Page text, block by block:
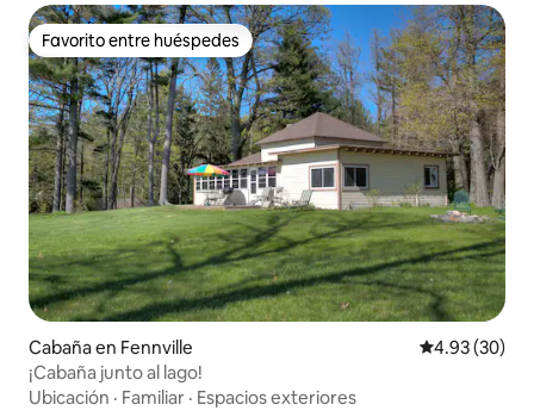
Favorito entre huéspedes
Favorito entre huéspedes
Cabaña en Fennville Calificación
4.93 (30)
¡Cabaña junto al lago!
Ubicación · Familiar · Espacios exteriores